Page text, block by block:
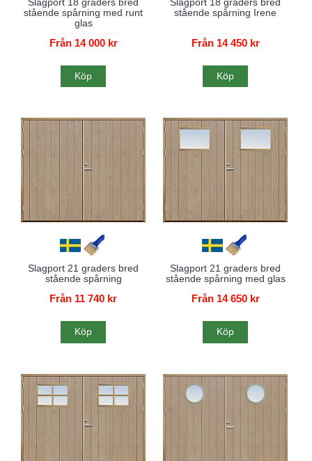
stående spårning med runt
glas
Från 14 000 kr
Köp
stående spårning Irene
Från 14 450 kr
Köp
Slagport 21 graders bred
stående spårning
Från 11 740 kr
Köp
Slagport 21 graders bred
stående spårning med glas
Från 14 650 kr
Köp